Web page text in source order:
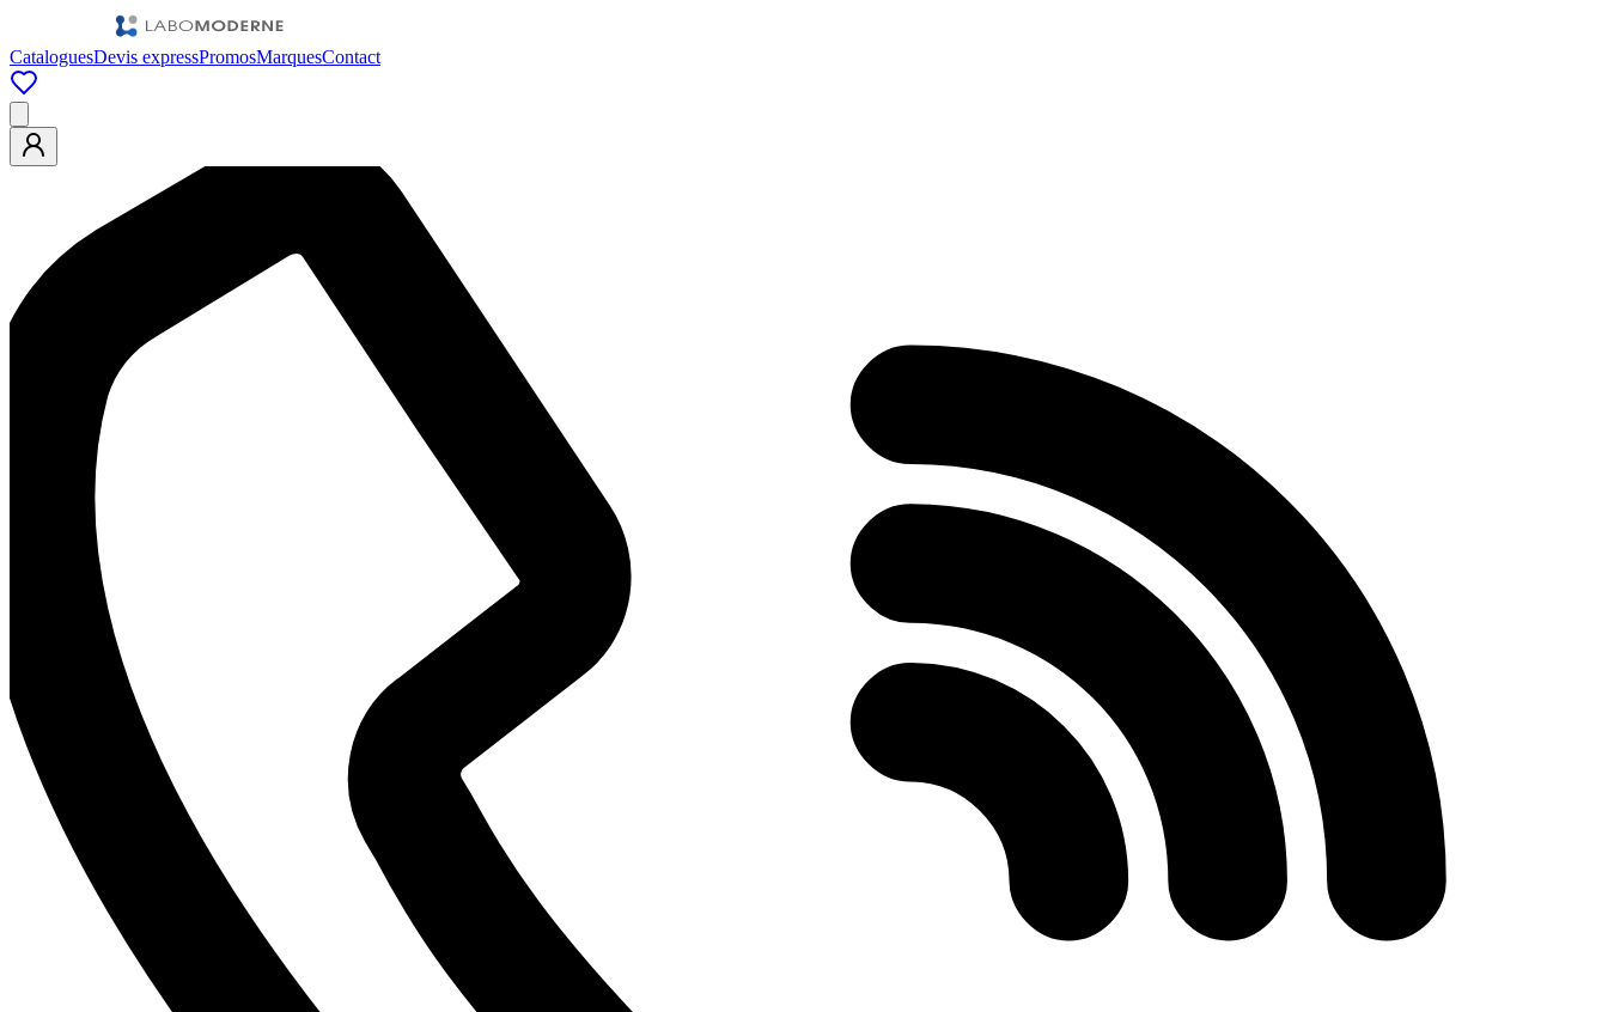
CataloguesDevis expressPromosMarquesContact